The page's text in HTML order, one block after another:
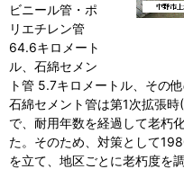
ビニール管・ポ
リエチレン管
64.6キロメート
ル、石綿セメン
ト管 5.7キロメートル、その
石綿セメント管は第1次拡張
で、耐用年数を経過して老朽
た。そのため、対策として
を立て、地区ごとに老朽度を